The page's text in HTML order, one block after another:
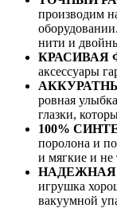
производим
нити и
КРАСИВАЯ
аксессуары
ровная
глазки,
100%
поролона и
и мягкие и не
игрушка
вакуумной